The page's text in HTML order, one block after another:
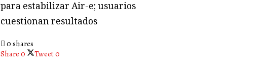
para estabilizar Air-e; usuarios
cuestionan resultados
0 shares
Share 0 Tweet0